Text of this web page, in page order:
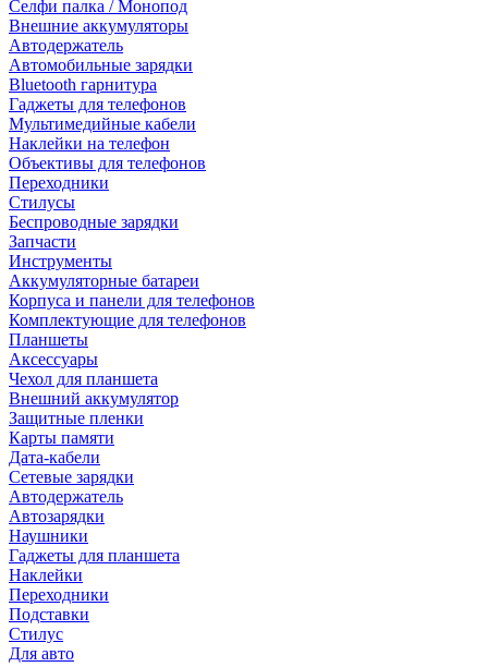
Селфи палка / Монопод
Внешние аккумуляторы
Автодержатель
Автомобильные зарядки
Bluetooth гарнитура
Гаджеты для телефонов
Мультимедийные кабели
Наклейки на телефон
Объективы для телефонов
Переходники
Стилусы
Беспроводные зарядки
Запчасти
Инструменты
Аккумуляторные батареи
Корпуса и панели для телефонов
Комплектующие для телефонов
Планшеты
Аксессуары
Чехол для планшета
Внешний аккумулятор
Защитные пленки
Карты памяти
Дата-кабели
Сетевые зарядки
Автодержатель
Автозарядки
Наушники
Гаджеты для планшета
Наклейки
Переходники
Подставки
Стилус
Для авто